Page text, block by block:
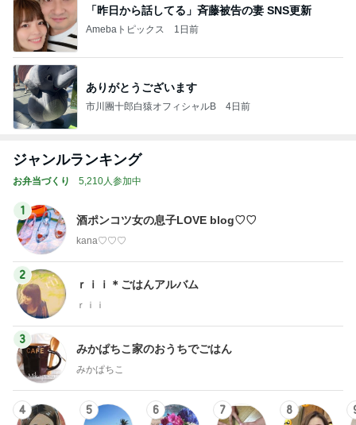
「昨日から話してる」斉藤被告の妻 SNS更新
Amebaトピックス 1日前
ありがとうございます
市川團十郎白猿オフィシャルB 4日前
ジャンルランキング
お弁当づくり 5,210人参加中
1
酒ポンコツ女の息子LOVE blog♡♡
kana♡♡♡
2
ｒｉｉ＊ごはんアルバム
ｒｉｉ
3
みかぱちこ家のおうちでごはん
みかぱちこ
4 5 6 7 8